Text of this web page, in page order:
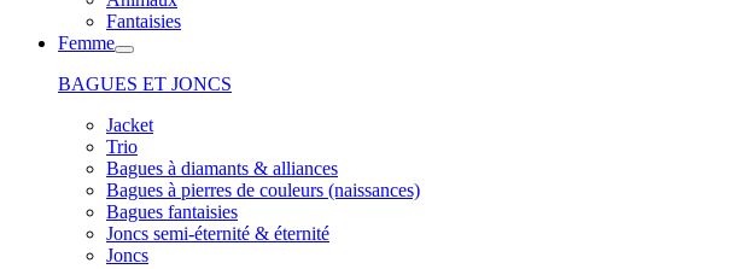
Fantaisies
Femme
BAGUES ET JONCS
Jacket
Trio
Bagues à diamants & alliances
Bagues à pierres de couleurs (naissances)
Bagues fantaisies
Joncs semi-éternité & éternité
Joncs